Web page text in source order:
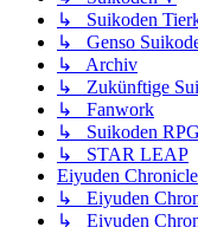
↳ Suikoden
↳ Genso
↳ Archiv
↳ Zukünftige
↳ Fanwork
↳ Suikoden
↳ STAR LEAP
Eiyuden Chronicle
↳ Eiyuden
↳ Eiyuden